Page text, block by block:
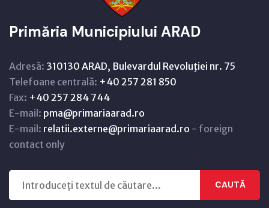
Primăria Municipiului ARAD
Adresă: 310130 ARAD, Bulevardul Revoluţiei nr. 75
Telefoane centrală: +40 257 281 850
Fax: +40 257 284 744
E-mail: pma@primariaarad.ro
E-mail: relatii.externe@primariaarad.ro - foreign
contact only
CAUTĂ